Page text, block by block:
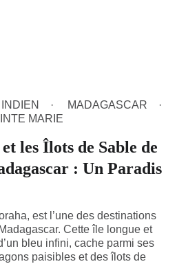
MADAGASCAR
MARIE
les Îlots de Sable de
: Un Paradis
est l’une des destinations
Cette île longue et
bleu infini, cache parmi ses
paisibles et des îlots de